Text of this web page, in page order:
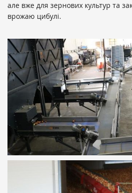
але вже для зернових культур та
врожаю цибулі.